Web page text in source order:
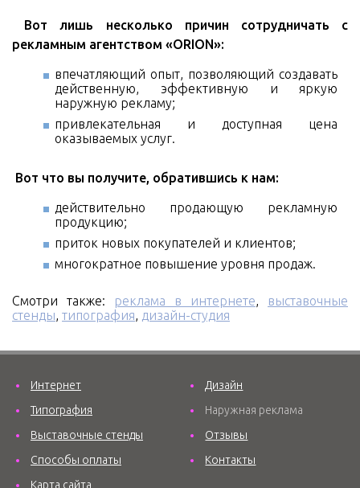
Вот лишь несколько причин сотрудничать с
рекламным агентством «ORION»:
впечатляющий опыт, позволяющий создавать
действенную, эффективную и яркую
наружную рекламу;
привлекательная и доступная цена
оказываемых услуг.
Вот что вы получите, обратившись к нам:
действительно продающую рекламную
продукцию;
приток новых покупателей и клиентов;
многократное повышение уровня продаж.
Смотри также: реклама в интернете,
выставочные
стенды, типография, дизайн-студия
Интернет
Дизайн
Типография
Наружная реклама
Выставочные стенды
Отзывы
Способы оплаты
Контакты
Карта сайта